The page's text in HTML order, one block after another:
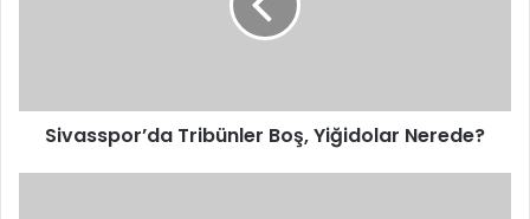
Sivasspor’da Tribünler Boş, Yiğidolar Nerede?